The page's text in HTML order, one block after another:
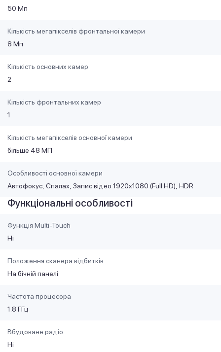
50 Мп
Кількість мегапікселів фронтальної камери
8 Мп
Кількість основних камер
2
Кількість фронтальних камер
1
Кількість мегапікселів основної камери
більше 48 МП
Особливості основної камери
Автофокус Спалах Запис відео 1920x1080 (Full HD) HDR
Функціональні особливості
Функція Multi-Touch
Ні
Положення сканера відбитків
На бічній панелі
Частота процесора
1.8 ГГц
Вбудоване радіо
Ні